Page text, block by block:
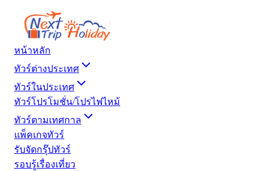
หน้าหลัก
ทัวร์ต่างประเทศ
ทัวร์ในประเทศ
ทัวร์โปรโมชั่น/โปรไฟไหม้
ทัวร์ตามเทศกาล
แพ็คเกจทัวร์
รับจัดกรุ๊ปทัวร์
รอบรู้เรื่องเที่ยว